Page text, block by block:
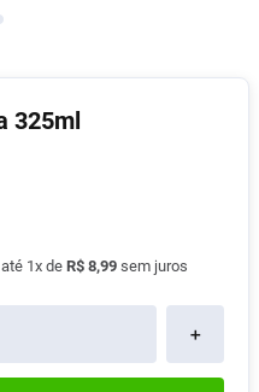
325ml
1x de R$ 8,99 sem juros
＋